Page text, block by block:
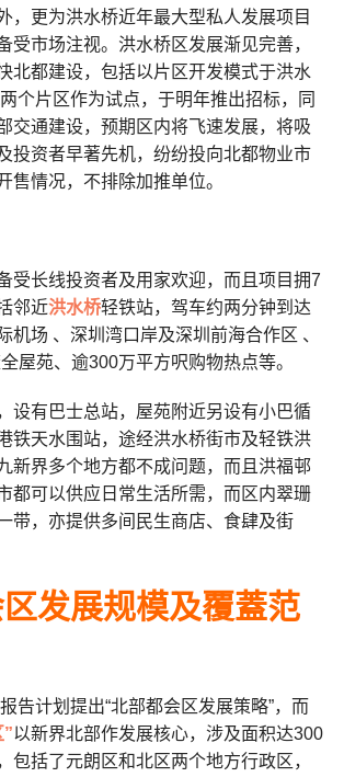
，更为洪水桥近年最大型私人发展项目
受市场注视。洪水桥区发展渐见完善，
北都建设，包括以片区开发模式于洪水
个片区作为试点，于明年推出招标，同
交通建设，预期区内将飞速发展，将吸
投资者早著先机，纷纷投向北都物业市
售情况，不排除加推单位。
受长线投资者及用家欢迎，而且项目拥7
邻近洪水桥轻铁站，驾车约两分钟到达
机场 、深圳湾口岸及深圳前海合作区 、
屋苑、逾300万平方呎购物热点等。
设有巴士总站，屋苑附近另设有小巴循
铁天水围站，途经洪水桥街市及轻铁洪
新界多个地方都不成问题，而且洪福邨
都可以供应日常生活所需，而区内翠珊
带，亦提供多间民生商店、食肆及街
发展规模及覆蓋范
告计划提出“北部都会区发展策略”，而
以新界北部作发展核心，涉及面积达300
包括了元朗区和北区两个地方行政区，